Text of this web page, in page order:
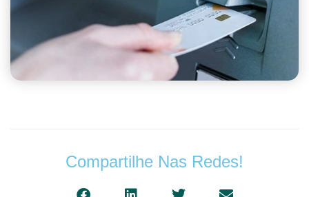
Compartilhe Nas Redes!